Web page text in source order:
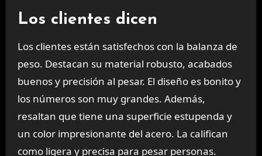
Los clientes dicen
Los clientes están satisfechos con la balanza de
peso. Destacan su material robusto, acabados
buenos y precisión al pesar. El diseño es bonito y
los números son muy grandes. Además,
resaltan que tiene una superficie estupenda y
un color impresionante del acero. La califican
como ligera y precisa para pesar personas.